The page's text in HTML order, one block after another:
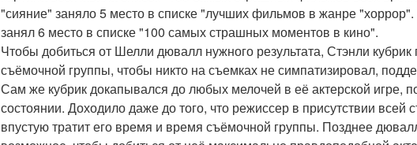
"сияние" заняло 5 место в списке "лучших фильмов в жанре
занял 6 место в списке "100 самых страшных моментов в кино".
Чтобы добиться от Шелли дювалл нужного результата, Стэнли
съёмочной группы, чтобы никто на съемках не симпатизировал,
Сам же кубрик докапывался до любых мелочей в её актерской игре,
состоянии. Доходило даже до того, что режиссер в присутствии
впустую тратит его время и время съёмочной группы. Позднее